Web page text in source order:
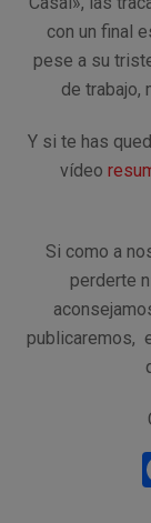
con un final
pese a su
de trabajo,
Y si te has
vídeo
Si como a
perderte
publicaremos,